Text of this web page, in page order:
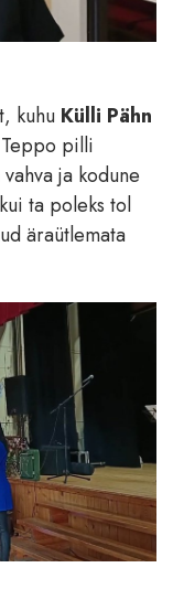
kuhu Külli Pähn
pilli
ja kodune
ta poleks tol
äraütlemata